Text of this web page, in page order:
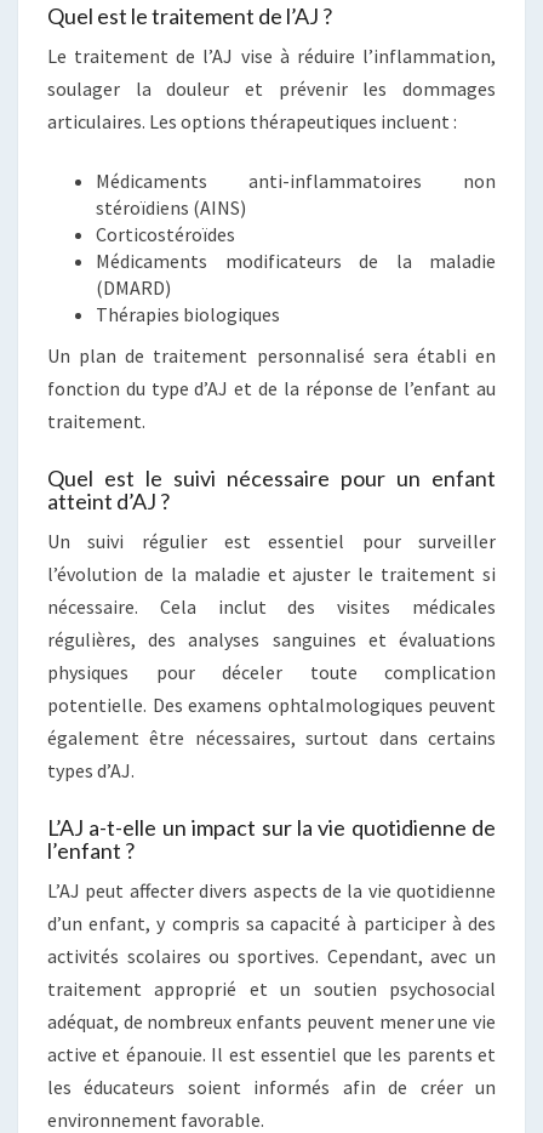
Quel est le traitement de l’AJ ?
Le traitement de l’AJ vise à réduire l’inflammation,
soulager la douleur et prévenir les dommages
articulaires. Les options thérapeutiques incluent :
Médicaments anti-inflammatoires non
stéroïdiens (AINS)
Corticostéroïdes
Médicaments modificateurs de la maladie
(DMARD)
Thérapies biologiques
Un plan de traitement personnalisé sera établi en
fonction du type d’AJ et de la réponse de l’enfant au
traitement.
Quel est le suivi nécessaire pour un enfant
atteint d’AJ ?
Un suivi régulier est essentiel pour surveiller
l’évolution de la maladie et ajuster le traitement si
nécessaire. Cela inclut des visites médicales
régulières, des analyses sanguines et évaluations
physiques pour déceler toute complication
potentielle. Des examens ophtalmologiques peuvent
également être nécessaires, surtout dans certains
types d’AJ.
L’AJ a-t-elle un impact sur la vie quotidienne de
l’enfant ?
L’AJ peut affecter divers aspects de la vie quotidienne
d’un enfant, y compris sa capacité à participer à des
activités scolaires ou sportives. Cependant, avec un
traitement approprié et un soutien psychosocial
adéquat, de nombreux enfants peuvent mener une vie
active et épanouie. Il est essentiel que les parents et
les éducateurs soient informés afin de créer un
environnement favorable.